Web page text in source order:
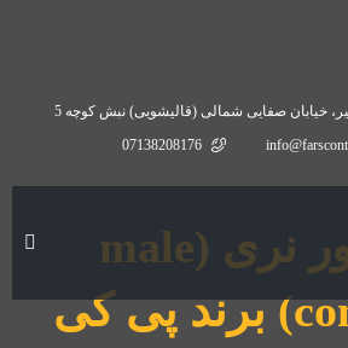
خیابان صفایی شمالی (قالیشویی) نبش کوچه 5
07138208176
کانکتور نری (male
connector) برند پی کی